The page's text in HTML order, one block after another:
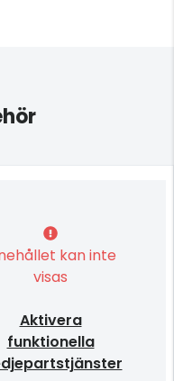
kan inte
visas
Aktivera
funktionella